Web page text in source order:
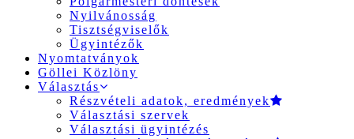
Nyilvánosság
Tisztségviselők
Ügyintézők
Nyomtatványok
Göllei Közlöny
Választás
Részvételi adatok, eredmények
Választási szervek
Választási ügyintézés